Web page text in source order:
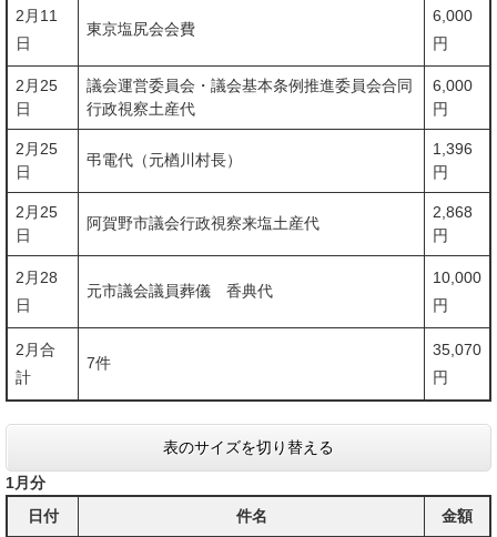
2月11
日
東京塩尻会会費
6,000
円
2月25
日
議会運営委員会・議会基本条例推進委員会合同
行政視察土産代
6,000
円
2月25
日
弔電代（元楢川村長）
1,396
円
2月25
日
阿賀野市議会行政視察来塩土産代
2,868
円
2月28
日
元市議会議員葬儀 香典代
10,000
円
2月合
計
7件
35,070
円
表のサイズを切り替える
1月分
日付
件名 金額